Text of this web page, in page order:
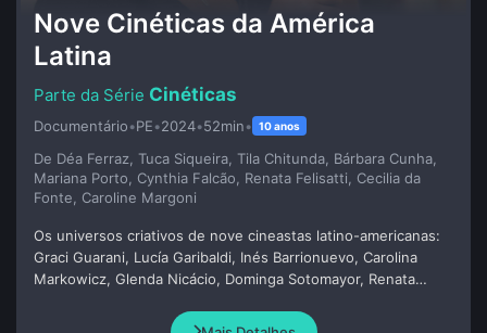
Nove Cinéticas da América
Latina
Cinéticas
Documentário•PE•2024•52min• 10 anos
De Déa Ferraz, Tuca Siqueira, Tila Chitunda, Bárbara Cunha,
Mariana Porto, Cynthia Falcão, Renata Felisatti, Cecilia da
Fonte, Caroline Margoni
Os universos criativos de nove cineastas latino-americanas:
Graci Guarani, Lucía Garibaldi, Inés Barrionuevo, Carolina
Markowicz, Glenda Nicácio, Dominga Sotomayor, Renata
episódios anteriores, refletimos sobre o papel da mulher no